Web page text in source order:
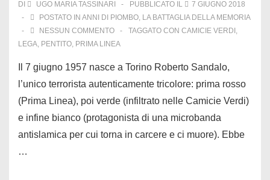
DI UGO MARIA TASSINARI PUBBLICATO IL
7 GIUGNO 2018
POSTATO IN ANNI DI PIOMBO, LA BATTAGLIA DELLA MEMORIA
NESSUN COMMENTO
TAGGATO CON CAMICIE VERDI ,
LEGA, PENTITO, PRIMA LINEA
Il 7 giugno 1957 nasce a Torino Roberto Sandalo,
l’unico terrorista autenticamente tricolore: prima rosso
(Prima Linea), poi verde (infiltrato nelle Camicie Verdi)
e infine bianco (protagonista di una microbanda
antislamica per cui torna in carcere e ci muore). Ebbe
…